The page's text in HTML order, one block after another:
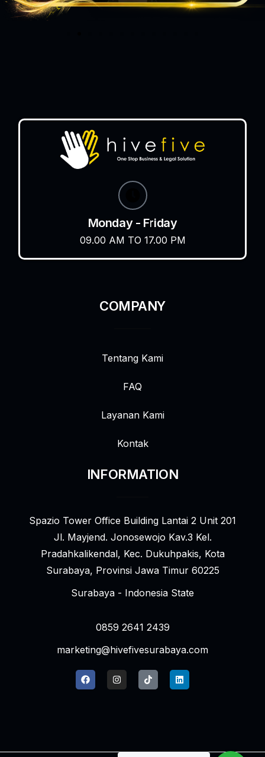
Monday - Friday
09.00 AM TO 17.00 PM
COMPANY
Tentang Kami
FAQ
Layanan Kami
Kontak
INFORMATION
Spazio Tower Office Building Lantai 2 Unit 201
Jl. Mayjend. Jonosewojo Kav.3 Kel.
Pradahkalikendal, Kec. Dukuhpakis, Kota
Surabaya, Provinsi Jawa Timur 60225
Surabaya - Indonesia State
0859 2641 2439
marketing@hivefivesurabaya.com